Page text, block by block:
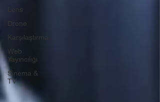
Lens
Drone
Karşılaştırma
Web
Yayıncılığı
Sinema &
TV